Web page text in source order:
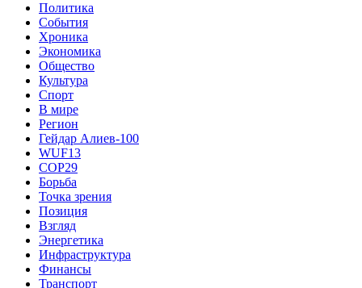
Политика
События
Хроника
Экономика
Общество
Культура
Спорт
В мире
Регион
Гейдар Алиев-100
WUF13
COP29
Борьба
Точка зрения
Позиция
Взгляд
Энергетика
Инфраструктура
Финансы
Транспорт